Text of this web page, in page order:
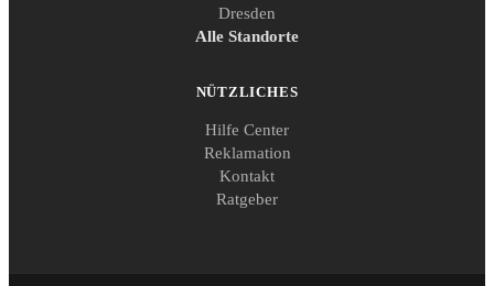
Dresden
Alle Standorte
NÜTZLICHES
Hilfe Center
Reklamation
Kontakt
Ratgeber